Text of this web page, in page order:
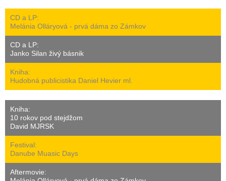
CD a LP:
Melánia Olláryová - prvá dáma zo Zámkov
CD a LP:
Janko Silan živý básnik
Kniha:
Hudobná publicistika Daniel Hevier ml.
Kniha:
10 rokov pod stejdžom
David MJRSK
Festival:
Danube Muasic Days
Aftermovie: